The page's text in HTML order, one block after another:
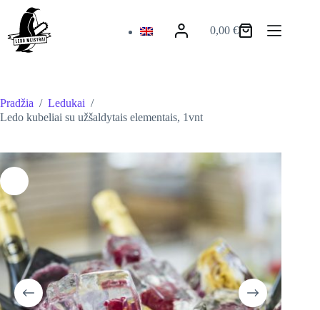
content
Krepšelis
0,00€
Pradžia / Ledukai /
Ledo kubeliai su užšaldytais elementais, 1vnt